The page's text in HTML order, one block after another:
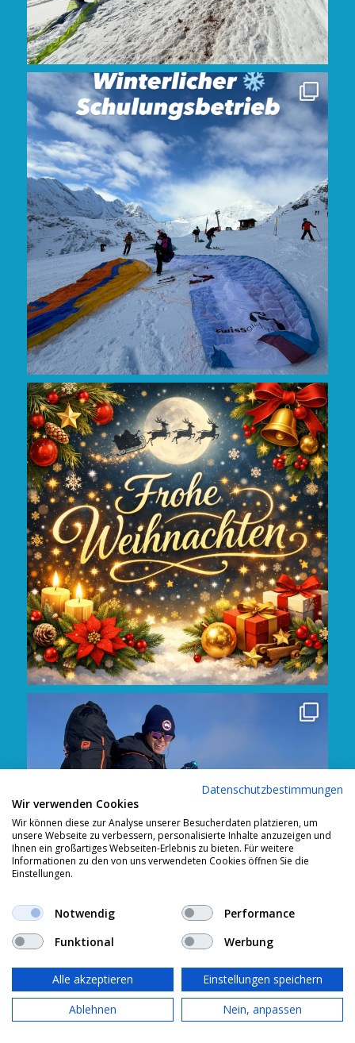
02. August – Bestellungen werden
entgegengenommen, Versand nach den Ferien
- es kann zu Verzögerungen kommen. 🏝
Datenschutzbestimmungen
Wir verwenden Cookies
Wir können diese zur Analyse unserer Besucherdaten platzieren, um
unsere Webseite zu verbessern, personalisierte Inhalte anzuzeigen und
Ihnen ein großartiges Webseiten-Erlebnis zu bieten. Für weitere
Informationen zu den von uns verwendeten Cookies öffnen Sie die
Einstellungen.
Notwendig
Performance
Funktional
Werbung
Alle akzeptieren
Einstellungen speichern
Ablehnen
Nein, anpassen